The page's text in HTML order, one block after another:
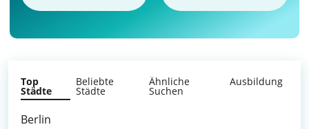
Top
Städte
Beliebte
Städte
Ähnliche
Suchen
Ausbildung
Berlin